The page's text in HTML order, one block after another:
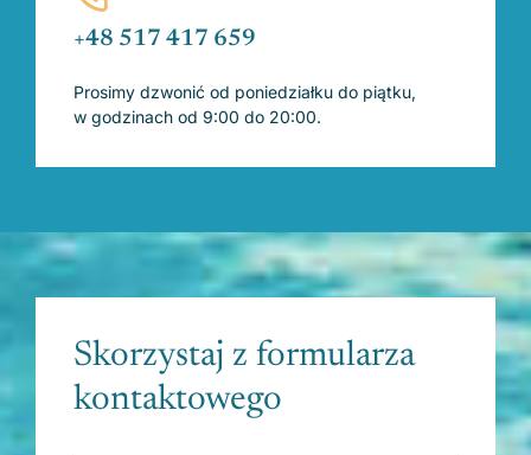
+48 517 417 659
Prosimy dzwonić od poniedziałku do piątku,
w godzinach od 9:00 do 20:00.
Skorzystaj z formularza
kontaktowego